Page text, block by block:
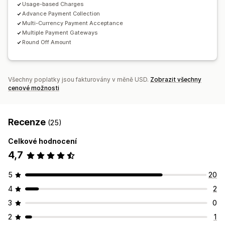
Usage-based Charges
Advance Payment Collection
Multi-Currency Payment Acceptance
Multiple Payment Gateways
Round Off Amount
Všechny poplatky jsou fakturovány v měně USD. Zobrazit všechny
cenové možnosti
Recenze (25)
Celkové hodnocení
4,7
5
20
4
2
3
0
2
1